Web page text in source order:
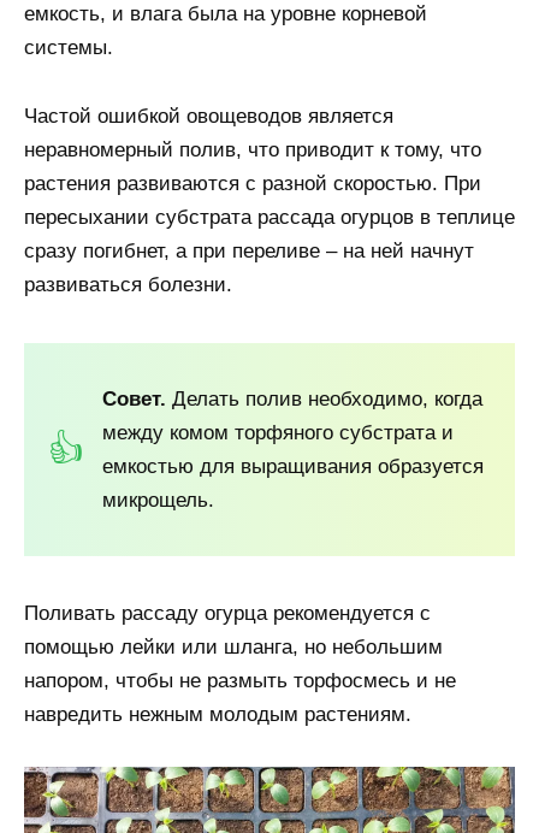
емкость, и влага была на уровне корневой
системы.
Частой ошибкой овощеводов является
неравномерный полив, что приводит к тому, что
растения развиваются с разной скоростью. При
пересыхании субстрата рассада огурцов в теплице
сразу погибнет, а при переливе – на ней начнут
развиваться болезни.
Совет. Делать полив необходимо, когда
между комом торфяного субстрата и
емкостью для выращивания образуется
микрощель.
Поливать рассаду огурца рекомендуется с
помощью лейки или шланга, но небольшим
напором, чтобы не размыть торфосмесь и не
навредить нежным молодым растениям.